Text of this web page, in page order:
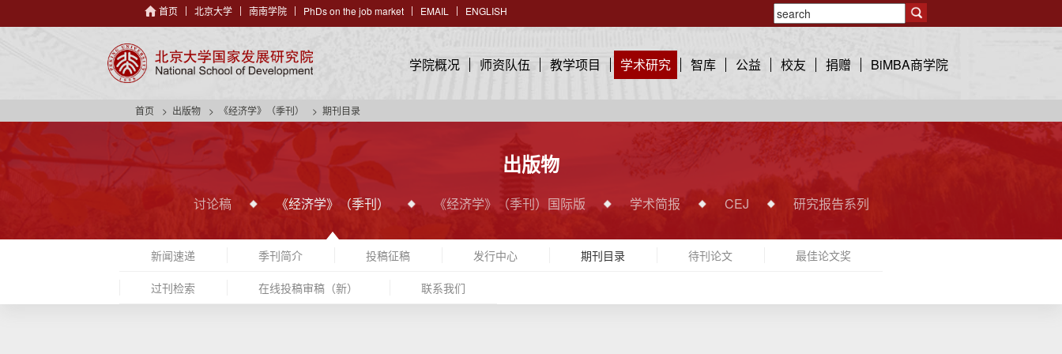
首页 北京大学 南南学院 PhDs on the job market EMAIL ENGLISH
学院概况 师资队伍 教学项目 学术研究 智库 公益 校友 捐赠 BiMBA商学院
首页 出版物 《经济学》（季刊） 期刊目录
出版物
讨论稿 《经济学》（季刊） 《经济学》（季刊）国际版 学术简报 CEJ 研究报告系列
新闻速递 季刊简介 投稿征稿 发行中心 期刊目录 待刊论文 最佳论文奖
过刊检索 在线投稿审稿（新） 联系我们